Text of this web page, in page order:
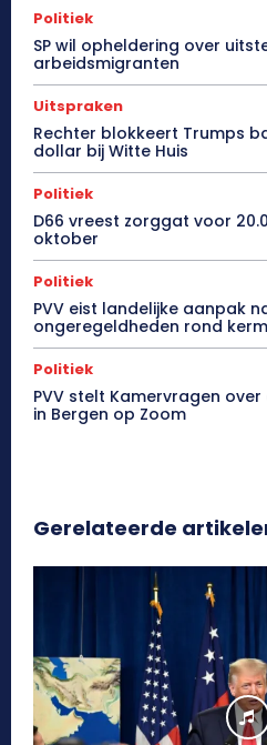
Politiek
SP wil opheldering over
arbeidsmigranten
Uitspraken
Rechter blokkeert Trumps
dollar bij Witte Huis
Politiek
D66 vreest zorggat voor
oktober
Politiek
PVV eist landelijke aanpak
ongeregeldheden rond
Politiek
PVV stelt Kamervragen
in Bergen op Zoom
Gerelateerde